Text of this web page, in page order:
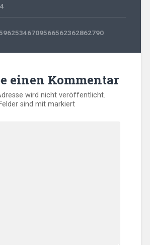
einen Kommentar
wird nicht veröffentlicht.
sind mitmarkiert